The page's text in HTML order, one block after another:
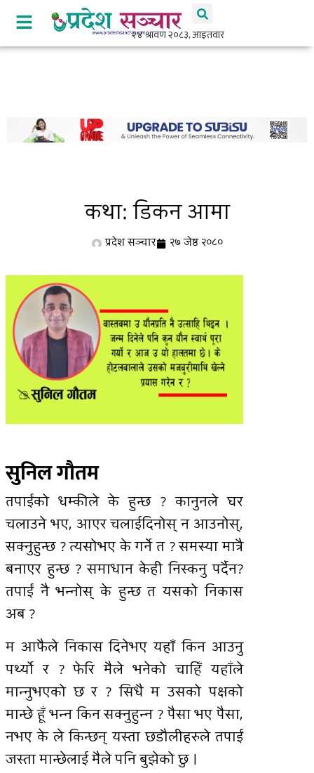
कथाः डिकन आमा
प्रदेश सञ्चार २७ जेष्ठ २०८०
सुनिल गौतम
तपाईंको धम्कीले के हुन्छ ? कानुनले घर
चलाउने भए, आएर चलाईदिनोस् न आउनोस्,
सक्नुहुन्छ ? त्यसोभए के गर्ने त ? समस्या मात्रै
बनाएर हुन्छ ? समाधान केही निस्कनु पर्दैन?
तपाईं नै भन्नोस् के हुन्छ त यसको निकास
अब ?
म आफैले निकास दिनेभए यहाँ किन आउनु
पर्थ्यो र ? फेरि मैले भनेको चाहिँ यहाँले
मान्नुभएको छ र ? सिधै म उसको पक्षको
मान्छे हूँ भन्न किन सक्नुहुन्न ? पैसा भए पैसा,
नभए के ले किन्छन् यस्ता छडौलीहरुले तपाईं
जस्ता मान्छेलाई मैले पनि बुझेको छु ।